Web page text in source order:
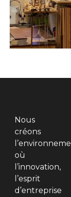
Nous
créons
où
l’innovation,
l’esprit
d’entreprise